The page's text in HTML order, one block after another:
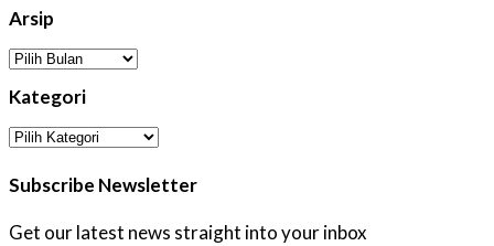
Arsip
Arsip
Kategori
Kategori
Subscribe Newsletter
Get our latest news straight into your inbox